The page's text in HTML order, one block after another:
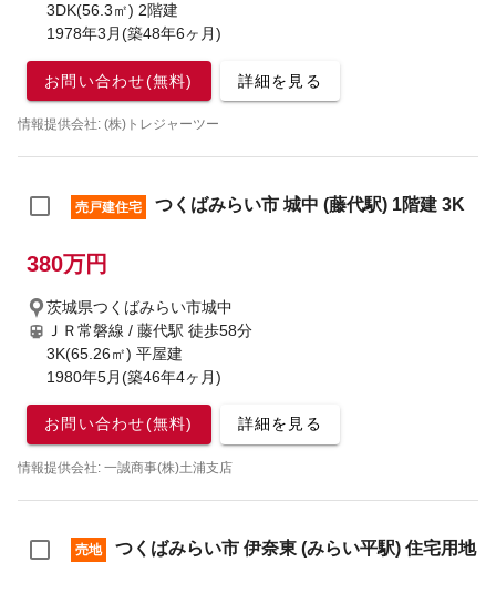
3DK(56.3㎡) 2階建
1978年3月(築48年6ヶ月)
お問い合わせ(無料) 詳細を見る
情報提供会社: (株)トレジャーツー
売戸建住宅 つくばみらい市 城中 (藤代駅) 1階建 3K
380万円
茨城県つくばみらい市城中
ＪＲ常磐線 / 藤代駅 徒歩58分
3K(65.26㎡) 平屋建
1980年5月(築46年4ヶ月)
お問い合わせ(無料) 詳細を見る
情報提供会社: 一誠商事(株)土浦支店
売地 つくばみらい市 伊奈東 (みらい平駅) 住宅用地